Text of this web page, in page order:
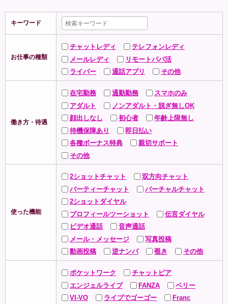
キーワード
お仕事の種類
チャットレディ
テレフォンレディ
メールレディ
リモートパパ活
ライバー
通話アプリ その他
働き方・待遇
在宅勤務 通勤勤務
スマホのみ
アダルト
ノンアダルト・脱ぎ無しOK
顔出しなし
初心者
年齢上限無し
待機保障あり
即日払い
各種ボーナス特典
親切サポート
その他
使った機能
2ショットチャット
双方向チャット
パーティーチャット
バーチャルチャット
2ショットダイヤル
プロフィールツーショット
伝言ダイヤル
ビデオ通話
音声通話
メール・メッセージ
写真投稿
動画投稿
逆ナンパ 覗き その他
ポケットワーク
チャットピア
エンジェルライブ
FANZA
ベリー
VI-VO
ライブでゴーゴー
Franc